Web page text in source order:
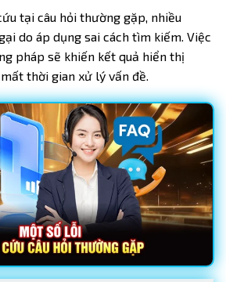
tại câu hỏi thường gặp, nhiều
do áp dụng sai cách tìm kiếm. Việc
pháp sẽ khiến kết quả hiển thị
thời gian xử lý vấn đề.